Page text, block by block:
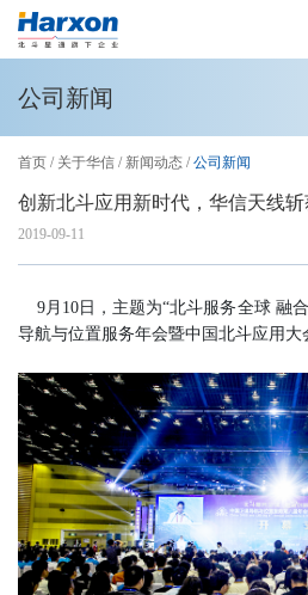
公司新闻
首页 / 关于华信 / 新闻动态 / 公司新闻
创新北斗应用新时代，华信天线斩
2019-09-11
9月10日，主题为“北斗服务全球 融
导航与位置服务年会暨中国北斗应用大